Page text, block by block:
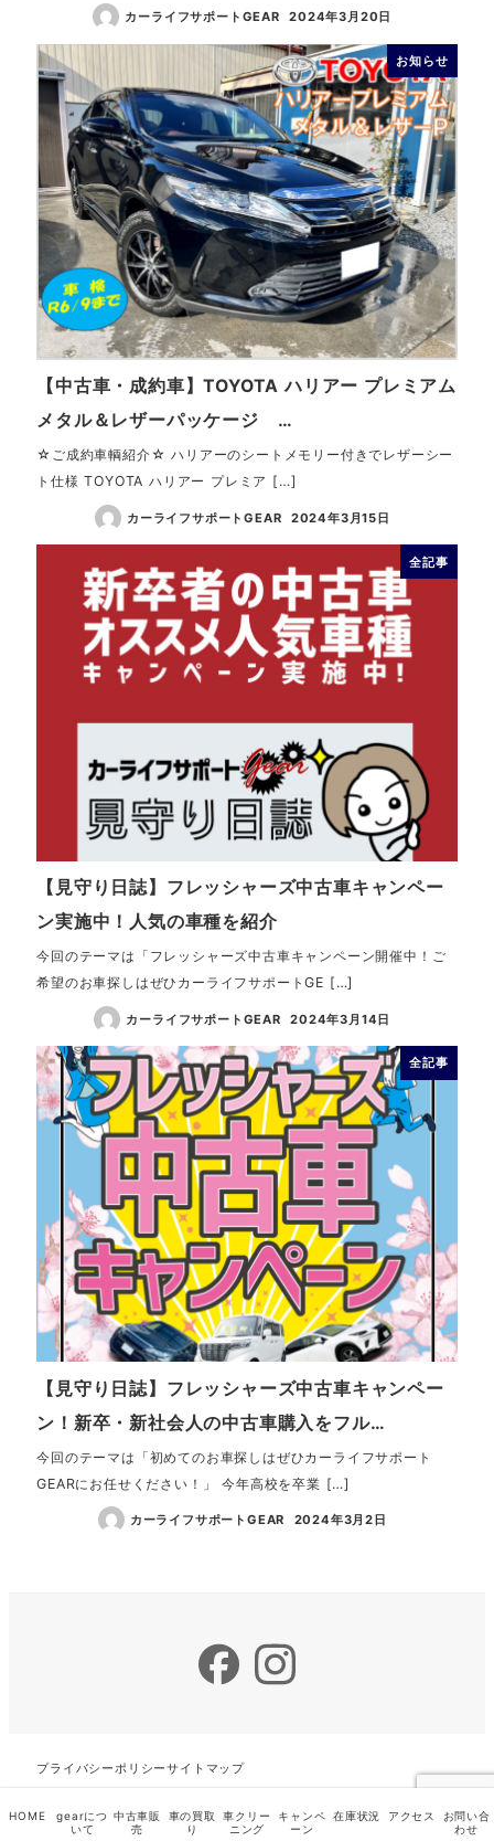
カーライフサポートGEAR 2024年3月20日
お知らせ
【中古車・成約車】TOYOTA ハリアー プレミアム
メタル＆レザーパッケージ …
☆ご成約車輌紹介☆ ハリアーのシートメモリー付きでレザーシー
ト仕様 TOYOTA ハリアー プレミア […]
カーライフサポートGEAR 2024年3月15日
全記事
【見守り日誌】フレッシャーズ中古車キャンペー
ン実施中！人気の車種を紹介
今回のテーマは「フレッシャーズ中古車キャンペーン開催中！ご
希望のお車探しはぜひカーライフサポートGE […]
カーライフサポートGEAR 2024年3月14日
全記事
【見守り日誌】フレッシャーズ中古車キャンペー
ン！新卒・新社会人の中古車購入をフル…
今回のテーマは「初めてのお車探しはぜひカーライフサポート
GEARにお任せください！」 今年高校を卒業 […]
カーライフサポートGEAR 2024年3月2日
FacebookInstagram
プライバシーポリシーサイトマップ
カーライフサポートGEAR◆大船渡中古車ギア
HOME
gearにつ
いて
中古車販
売
車の買取
り
車クリー
ニング
キャンペ
ーン
在庫状況 アクセス
お問い合
わせ